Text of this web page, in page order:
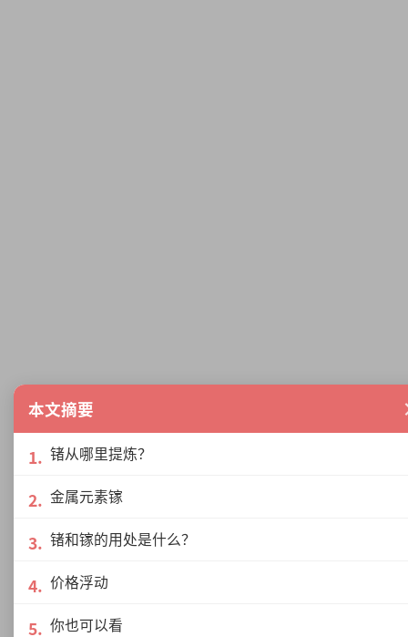
本文摘要
锗从哪里提炼？
金属元素镓
锗和镓的用处是什么？
价格浮动
你也可以看